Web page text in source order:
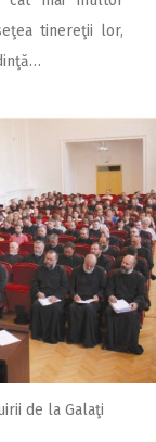
tinereţii lor,
de la Galaţi